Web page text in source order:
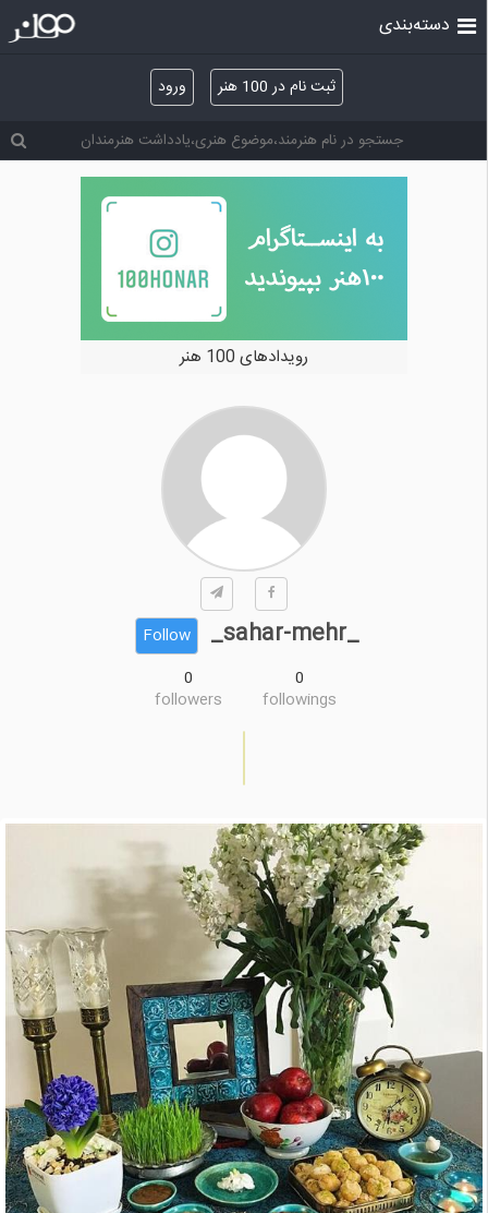
ثبت نام در 100 هنر ورود
دسته‌بندی
رویدادهای 100 هنر
_sahar-mehr_
Follow
0
followings
0
followers